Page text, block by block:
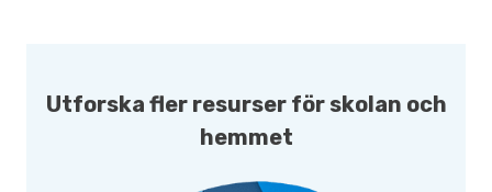
Utforska fler resurser för skolan och
hemmet